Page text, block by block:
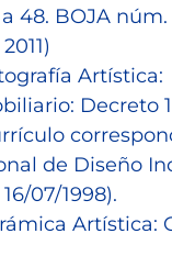
48. BOJA núm.
Artística:
Decreto
de Diseño
07/1998).
Artística: